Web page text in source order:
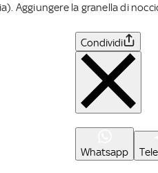
Aggiungere la granella di
Condividi
Whatsapp